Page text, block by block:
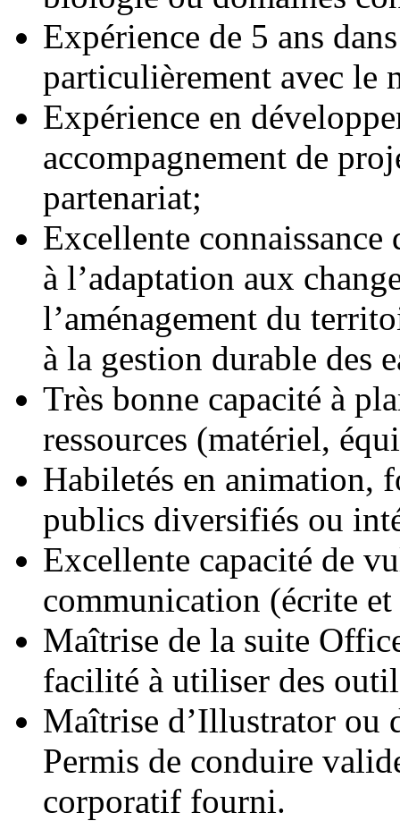
Expérience de 5 ans
particulièrement avec le
Expérience en
accompagnement de
partenariat;
Excellente connaissance
à l’adaptation aux
l’aménagement du
à la gestion durable des
Très bonne capacité à
ressources (matériel,
Habiletés en animation,
publics diversifiés ou
Excellente capacité de
communication (écrite
Maîtrise de la suite
facilité à utiliser des
Maîtrise d’Illustrator ou
Permis de conduire
corporatif fourni.